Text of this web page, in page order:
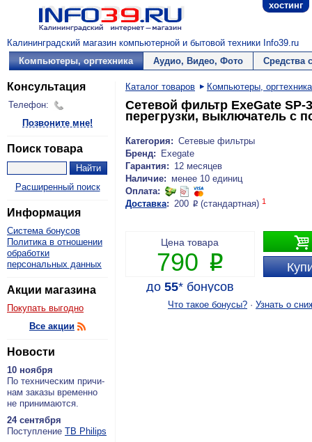
хостинг
Калининградский магазин компьютерной и бытовой техники Info39.ru
Компьютеры, оргтехника
Аудио, Видео, Фото Средства
Консультация
Телефон:
Позвоните мне!
Поиск товара
Расширенный поиск
Информация
Система бонусов
Политика в отношении
обработки
персональных данных
Акции магазина
Покупать выгодно
Все акции
Новости
10 ноября
По тех­ни­че­ским при­чи­
нам за­ка­зы вре­мен­но
не при­ни­ма­ют­ся.
24 сентября
По­ступ­ле­ние ТВ Philips
Каталог товаров Компьютеры, оргтехника
Сетевой фильтр ExeGate SP-
перегрузки, выключатель с
Категория: Сетевые фильтры
Бренд:
Exegate
Гарантия: 12 месяцев
Наличие: менее 10 единиц
Оплата:
Доставка: 200 P(стандартная) 1

Цена товара
790 P
до 55*бонусов
Что такое бонусы? · Узнать о